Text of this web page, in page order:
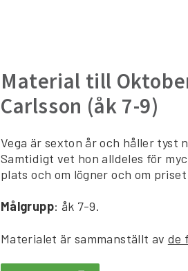
Material till
Carlsson (åk 7-9)
Vega är sexton år och håller tyst
Samtidigt vet hon alldeles för
plats och om lögner och om
Målgrupp: åk 7-9.
Materialet är sammanställt av de